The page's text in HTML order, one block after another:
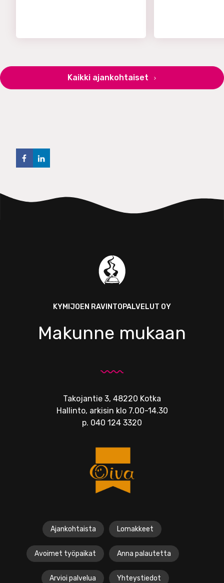
Kaikki ajankohtaiset
KYMIJOEN RAVINTOPALVELUT OY
Makunne mukaan
Takojantie 3, 48220 Kotka
Hallinto, arkisin klo 7.00-14.30
p. 040 124 3320
Ajankohtaista Lomakkeet
Avoimet työpaikat Anna palautetta
Arvioi palvelua Yhteystiedot